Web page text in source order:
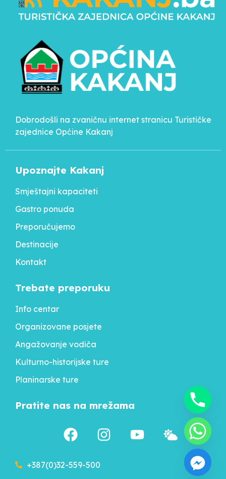
Dobrodošli na zvaničnu internet stranicu Turističke
zajednice Općine Kakanj
Upoznajte Kakanj
Smještajni kapaciteti
Gastro ponuda
Preporučujemo
Destinacije
Kontakt
Trebate preporuku
Info centar
Organizovane posjete
Angažovanje vodiča
Kulturno-historijske ture
Planinarske ture
Pratite nas na mrežama
+387(0)32-559-500